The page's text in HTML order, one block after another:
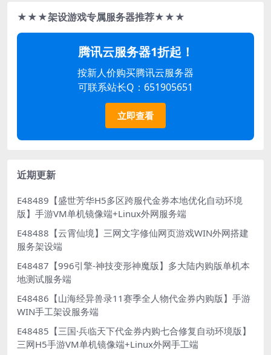
★★★架设游戏专属服务器推荐★★★
腾讯云服务器1折起！
按新人价购买腾讯云服务器
可联系站长Q：651905651
立即查看
近期更新
E48489【盛世芳华H5多区跨服代金券本地优化自动环境
版】手游VM单机镜像端+Linux外网服务端
E48488【云霄仙境】三网文字修仙网页游戏WIN外网搭建
服务架设端
E48487【996引擎-神技变形神魔版】多大陆内购版单机本
地测试服务端
E48486【山海经异兽录11赛季全人物代金券内购版】手游
WIN手工架设服务端
E48485【三国·兵临天下代金券内购七合修复自动环境版】
三网H5手游VM单机镜像端+Linux外网手工端